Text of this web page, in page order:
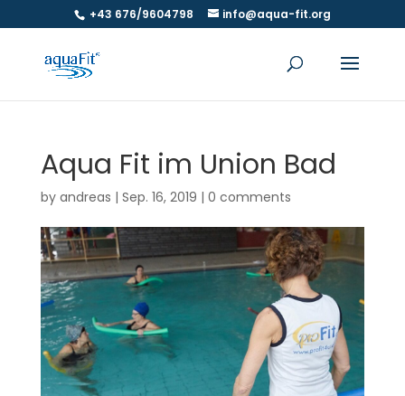
+43 676/9604798 info@aqua-fit.org
Aqua Fit im Union Bad
by andreas | Sep. 16, 2019 | 0 comments